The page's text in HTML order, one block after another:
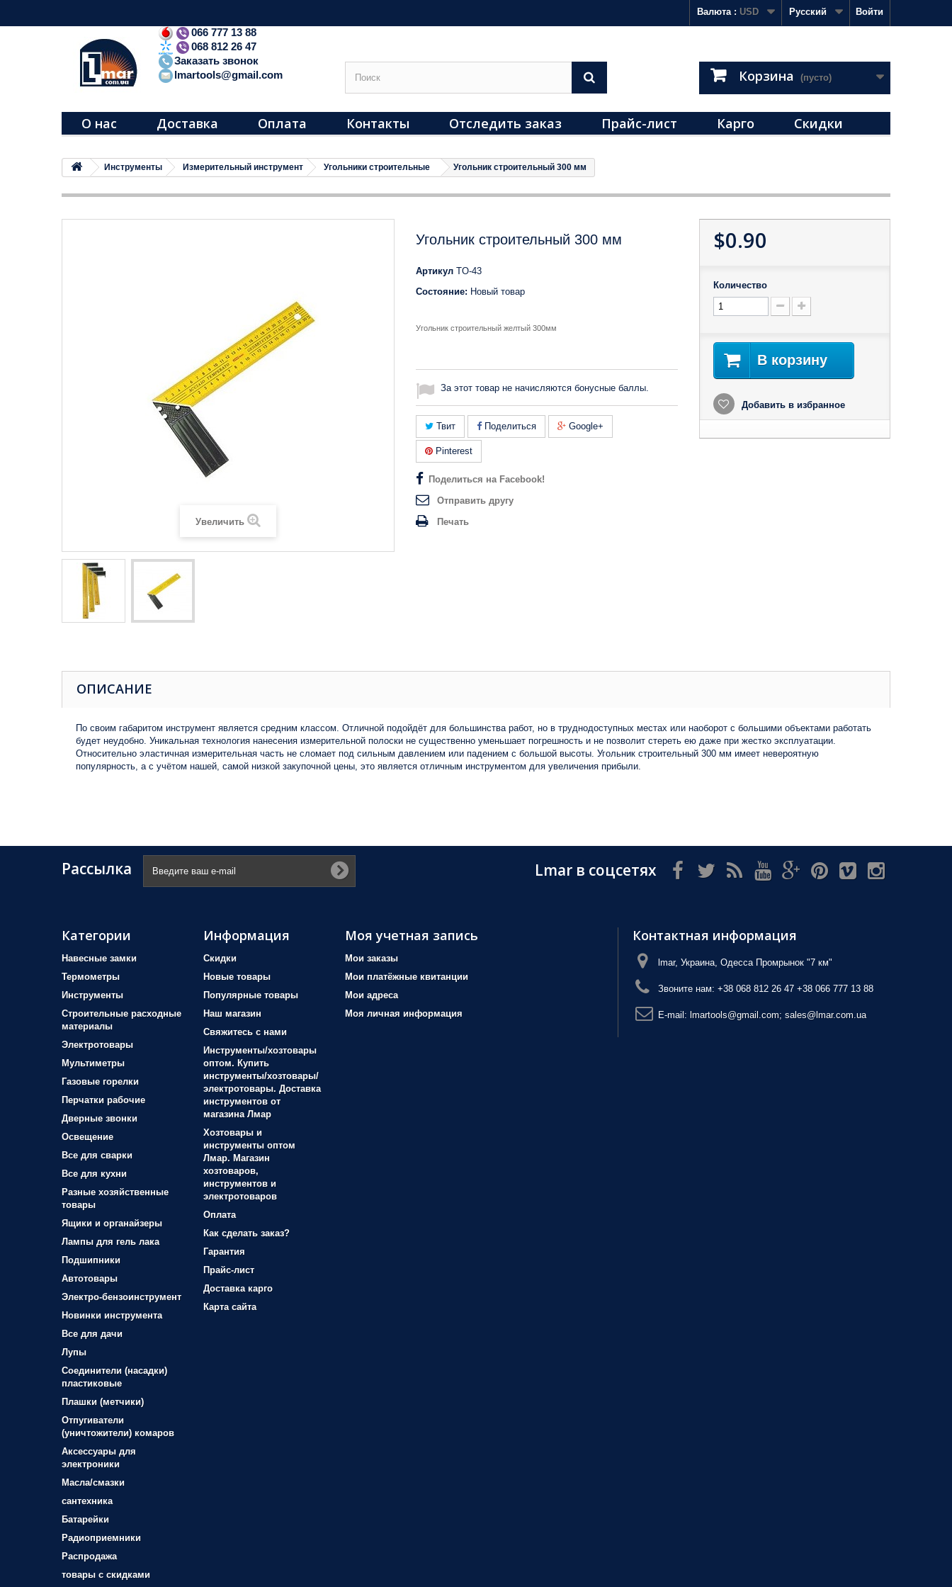
Войти
Русский
Валюта : USD
066 777 13 88
068 812 26 47
Заказать звонок
lmartools@gmail.com
Корзина (пусто)
О нас Доставка Оплата Контакты Отследить заказ Прайс-лист Карго Скидки
Инструменты Измерительный инструмент Угольники строительные Угольник строительный 300 мм
Увеличить
Угольник строительный 300 мм
Артикул TO-43
Состояние: Новый товар
Угольник строительный желтый 300мм
За этот товар не начисляются бонусные баллы.
Твит Поделиться Google+
Pinterest
Поделиться на Facebook!
Отправить другу
Печать
$0.90
Количество
В корзину
Добавить в избранное
ОПИСАНИЕ
По своим габаритом инструмент является средним классом. Отличной подойдёт для большинства работ, но в труднодоступных местах или наоборот с большими объектами работать
будет неудобно. Уникальная технология нанесения измерительной полоски не существенно уменьшает погрешность и не позволит стереть ею даже при жестко эксплуатации.
Относительно эластичная измерительная часть не сломает под сильным давлением или падением с большой высоты. Угольник строительный 300 мм имеет невероятную
популярность, а с учётом нашей, самой низкой закупочной цены, это является отличным инструментом для увеличения прибыли.
Рассылка Lmar в соцсетях
Категории
Навесные замки
Термометры
Инструменты
Строительные расходные
материалы
Электротовары
Мультиметры
Газовые горелки
Перчатки рабочие
Дверные звонки
Освещение
Все для сварки
Все для кухни
Разные хозяйственные
товары
Ящики и органайзеры
Лампы для гель лака
Подшипники
Автотовары
Электро-бензоинструмент
Новинки инструмента
Все для дачи
Лупы
Соединители (насадки)
пластиковые
Плашки (метчики)
Отпугиватели
(уничтожители) комаров
Аксессуары для
электроники
Масла/смазки
сантехника
Батарейки
Радиоприемники
Распродажа
товары с скидками
Информация
Скидки
Новые товары
Популярные товары
Наш магазин
Свяжитесь с нами
Инструменты/хозтовары
оптом. Купить
инструменты/хозтовары/
электротовары. Доставка
инструментов от
магазина Лмар
Хозтовары и
инструменты оптом
Лмар. Магазин
хозтоваров,
инструментов и
электротоваров
Оплата
Как сделать заказ?
Гарантия
Прайс-лист
Доставка карго
Карта сайта
Моя учетная запись
Мои заказы
Мои платёжные квитанции
Мои адреса
Моя личная информация
Контактная информация
lmar, Украина, Одесса Промрынок "7 км"
Звоните нам: +38 068 812 26 47 +38 066 777 13 88
E-mail: lmartools@gmail.com; sales@lmar.com.ua